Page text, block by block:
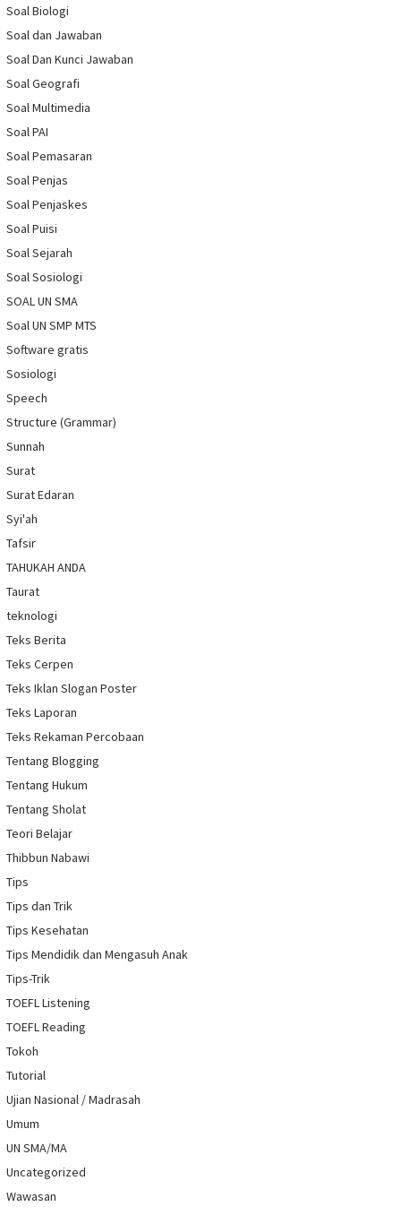
Soal Biologi
Soal dan Jawaban
Soal Dan Kunci Jawaban
Soal Geografi
Soal Multimedia
Soal PAI
Soal Pemasaran
Soal Penjas
Soal Penjaskes
Soal Puisi
Soal Sejarah
Soal Sosiologi
SOAL UN SMA
Soal UN SMP MTS
Software gratis
Sosiologi
Speech
Structure (Grammar)
Sunnah
Surat
Surat Edaran
Syi'ah
Tafsir
TAHUKAH ANDA
Taurat
teknologi
Teks Berita
Teks Cerpen
Teks Iklan Slogan Poster
Teks Laporan
Teks Rekaman Percobaan
Tentang Blogging
Tentang Hukum
Tentang Sholat
Teori Belajar
Thibbun Nabawi
Tips
Tips dan Trik
Tips Kesehatan
Tips Mendidik dan Mengasuh Anak
Tips-Trik
TOEFL Listening
TOEFL Reading
Tokoh
Tutorial
Ujian Nasional / Madrasah
Umum
UN SMA/MA
Uncategorized
Wawasan